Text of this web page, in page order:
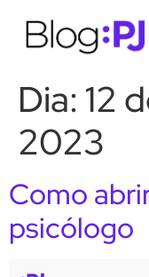
Dia: 12
2023
Como
psicólogo